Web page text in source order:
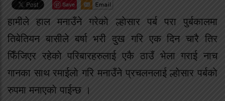
Save
हामीले हाल मनाउँने गरेकाे ल्हाेसार पर्ब परा पुर्बकालमा
तिबेतियन बासीले बर्षा भरी दुख गरि एक दिन चारै तिर
फिँजिएर रहेकाे परिबारहरुलाई एकै ठाउँ भेला गराई नाच
गानका साथ रमाईलाे गरि मनाउँने प्रचलनलाई ल्हाेसार पर्बकाे
रुपमा मनाएकाे पाईन्छ ।